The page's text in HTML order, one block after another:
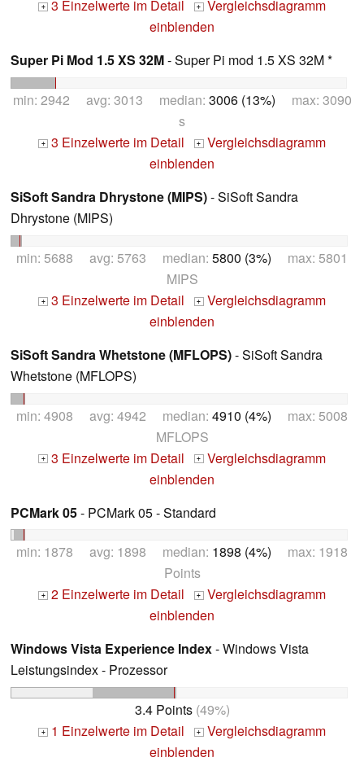
+ 3 Einzelwerte im Detail + Vergleichsdiagramm
einblenden
Super Pi Mod 1.5 XS 32M- Super Pi mod 1.5 XS 32M *
min: 2942 avg: 3013 median: 3006 (13%) max: 3090
s
+ 3 Einzelwerte im Detail + Vergleichsdiagramm
einblenden
SiSoft Sandra Dhrystone (MIPS)- SiSoft Sandra
Dhrystone (MIPS)
min: 5688 avg: 5763 median: 5800 (3%) max: 5801
MIPS
+ 3 Einzelwerte im Detail + Vergleichsdiagramm
einblenden
SiSoft Sandra Whetstone (MFLOPS)- SiSoft Sandra
Whetstone (MFLOPS)
min: 4908 avg: 4942 median: 4910 (4%) max: 5008
MFLOPS
+ 3 Einzelwerte im Detail + Vergleichsdiagramm
einblenden
PCMark 05- PCMark 05 - Standard
min: 1878 avg: 1898 median: 1898 (4%) max: 1918
Points
+ 2 Einzelwerte im Detail + Vergleichsdiagramm
einblenden
Windows Vista Experience Index- Windows Vista
Leistungsindex - Prozessor
3.4 Points(49%)
+ 1 Einzelwerte im Detail + Vergleichsdiagramm
einblenden